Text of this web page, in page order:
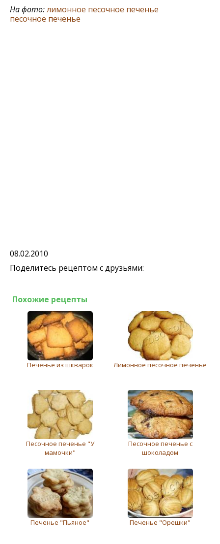
На фото:лимонное песочное печенье
песочное печенье
08.02.2010
Поделитесь рецептом с друзьями:
Похожие рецепты
Печенье из шкварок Лимонное песочное печенье
Песочное печенье "У
мамочки"
Песочное печенье с
шоколадом
Печенье "Пьяное" Печенье "Орешки"